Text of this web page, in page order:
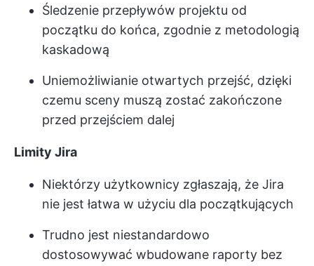
Śledzenie przepływów projektu od
początku do końca, zgodnie z metodologią
kaskadową
Uniemożliwianie otwartych przejść, dzięki
czemu sceny muszą zostać zakończone
przed przejściem dalej
Limity Jira
Niektórzy użytkownicy zgłaszają, że Jira
nie jest łatwa w użyciu dla początkujących
Trudno jest niestandardowo
dostosowywać wbudowane raporty bez